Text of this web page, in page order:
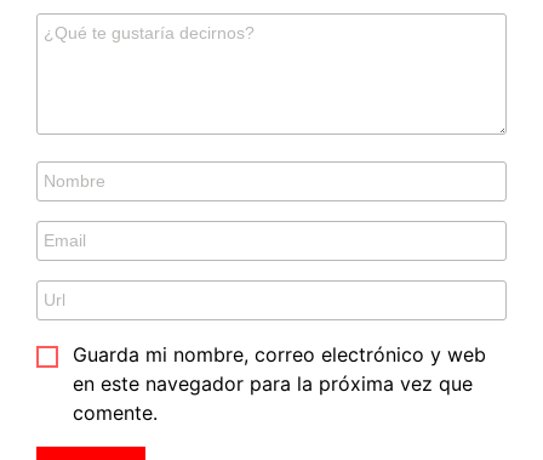
Guarda mi nombre, correo electrónico y web
en este navegador para la próxima vez que
comente.